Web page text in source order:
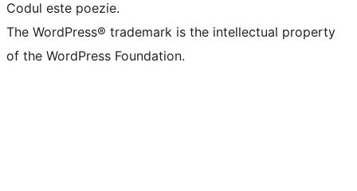
Codul este poezie.
The WordPress® trademark is the intellectual property
of the WordPress Foundation.